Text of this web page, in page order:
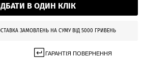
В ОДИН КЛІК
ЗАМОВЛЕНЬ НА СУМУ ВІД 5000 ГРИВЕНЬ
ГАРАНТІЯ ПОВЕРНЕННЯ